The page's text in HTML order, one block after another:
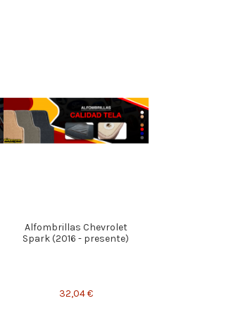
Alfombrillas Chevrolet
Spark (2016 - presente)
32,04 €